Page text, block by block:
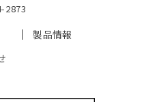
2873
製品情報